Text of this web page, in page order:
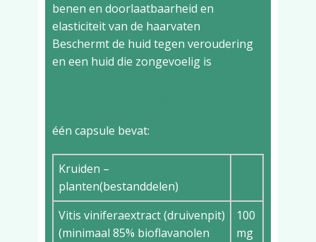
benen en doorlaatbaarheid en
elasticiteit van de haarvaten
Beschermt de huid tegen veroudering
en een huid die zongevoelig is
één capsule bevat:
Kruiden –
planten(bestanddelen)
Vitis viniferaextract (druivenpit)
(minimaal 85% bioflavanolen
100
mg